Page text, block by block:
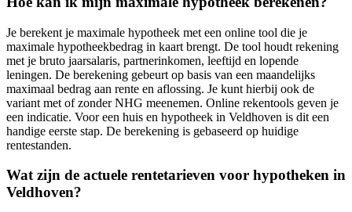
Je berekent je maximale hypotheek met een online tool die je
maximale hypotheekbedrag in kaart brengt. De tool houdt rekening
met je bruto jaarsalaris, partnerinkomen, leeftijd en lopende
leningen. De berekening gebeurt op basis van een maandelijks
maximaal bedrag aan rente en aflossing. Je kunt hierbij ook de
variant met of zonder NHG meenemen. Online rekentools geven je
een indicatie. Voor een huis en hypotheek in Veldhoven is dit een
handige eerste stap. De berekening is gebaseerd op huidige
rentestanden.
Wat zijn de actuele rentetarieven voor hypotheken in
Veldhoven?